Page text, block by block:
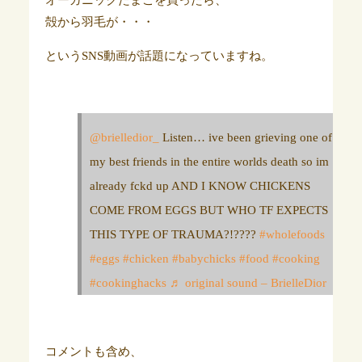
殻から羽毛が・・・
というSNS動画が話題になっていますね。
@brielledior_
Listen… ive been grieving one of
my best friends in the entire worlds death so im
already fckd up AND I KNOW CHICKENS
COME FROM EGGS BUT WHO TF EXPECTS
THIS TYPE OF TRAUMA?!???? #wholefoods
#eggs #chicken #babychicks #food #cooking
#cookinghacks ♬ original sound – BrielleDior
コメントも含め、